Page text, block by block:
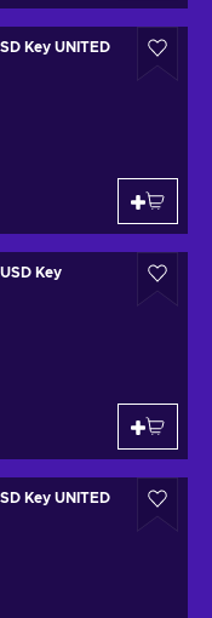
Key UNITED
Key
Key UNITED